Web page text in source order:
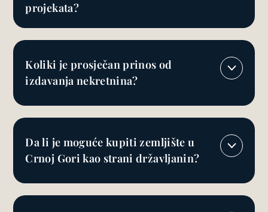
projekata?
Koliki je prosječan prinos od
izdavanja nekretnina?
Da li je moguće kupiti zemljište u
Crnoj Gori kao strani državljanin?